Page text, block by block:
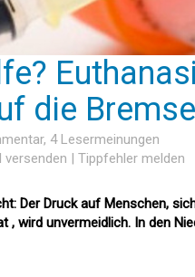
die
, 4 Lesermeinungen
versenden | Tippfehler melden
Der Druck auf Menschen,
, wird unvermeidlich. In den